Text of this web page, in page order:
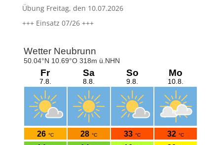
Übung Freitag, den 10.07.2026
+++ Einsatz 07/26 +++